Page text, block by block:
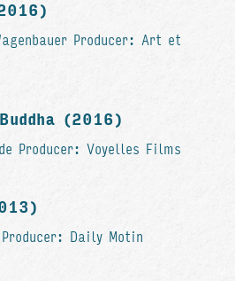
Producer: Art et
(2016)
Producer: Voyelles Films
Daily Motin